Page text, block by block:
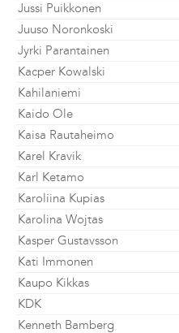
Jussi Puikkonen
Juuso Noronkoski
Jyrki Parantainen
Kacper Kowalski
Kahilaniemi
Kaido Ole
Kaisa Rautaheimo
Karel Kravik
Karl Ketamo
Karoliina Kupias
Karolina Wojtas
Kasper Gustavsson
Kati Immonen
Kaupo Kikkas
KDK
Kenneth Bamberg